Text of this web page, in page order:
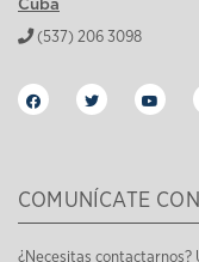
Cuba
(537) 206 3098
COMUNÍCATE
¿Necesitas